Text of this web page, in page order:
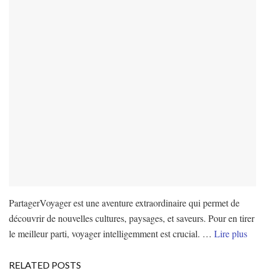
PartagerVoyager est une aventure extraordinaire qui permet de
découvrir de nouvelles cultures, paysages, et saveurs. Pour en tirer
le meilleur parti, voyager intelligemment est crucial. … Lire plus
RELATED POSTS